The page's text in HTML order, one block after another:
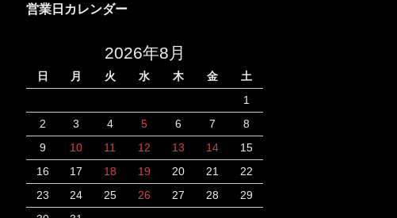
営業日カレンダー
2026年8月
日 月 火 水 木 金
土
1
2
3 4 5 6 7
8
9
10 11 12 13 14
15
16
17 18 19 20 21
22
23
24 25 26 27 28
29